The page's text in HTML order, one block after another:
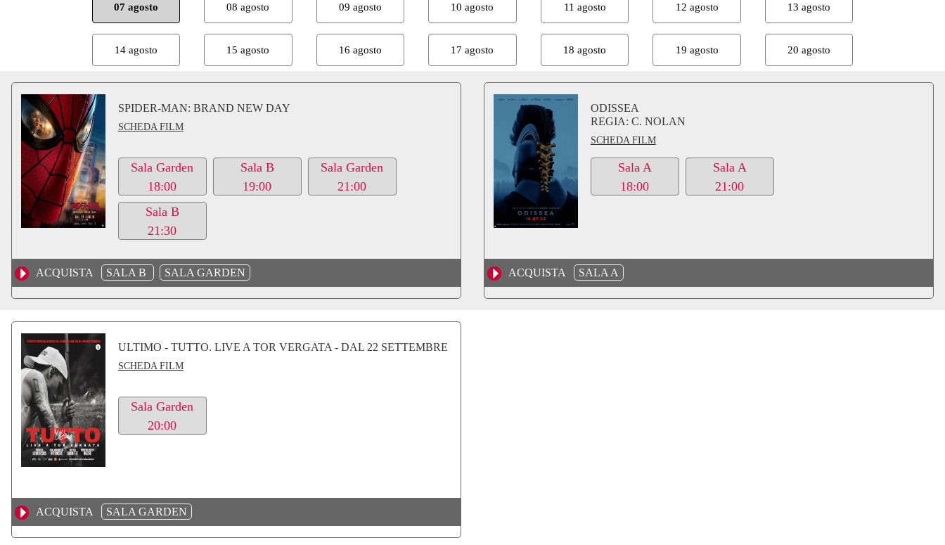
07 agosto 08 agosto 09 agosto 10 agosto 11 agosto 12 agosto 13 agosto
14 agosto 15 agosto 16 agosto 17 agosto 18 agosto 19 agosto 20 agosto
SPIDER-MAN: BRAND NEW DAY
SCHEDA FILM
Sala Garden
18:00
Sala B
19:00
Sala Garden
21:00
Sala B
21:30
ACQUISTA SALA B SALA GARDEN
ODISSEA
REGIA: C. NOLAN
SCHEDA FILM
Sala A
18:00
Sala A
21:00
ACQUISTA SALA A
ULTIMO - TUTTO. LIVE A TOR VERGATA - DAL 22 SETTEMBRE
SCHEDA FILM
Sala Garden
20:00
ACQUISTA SALA GARDEN